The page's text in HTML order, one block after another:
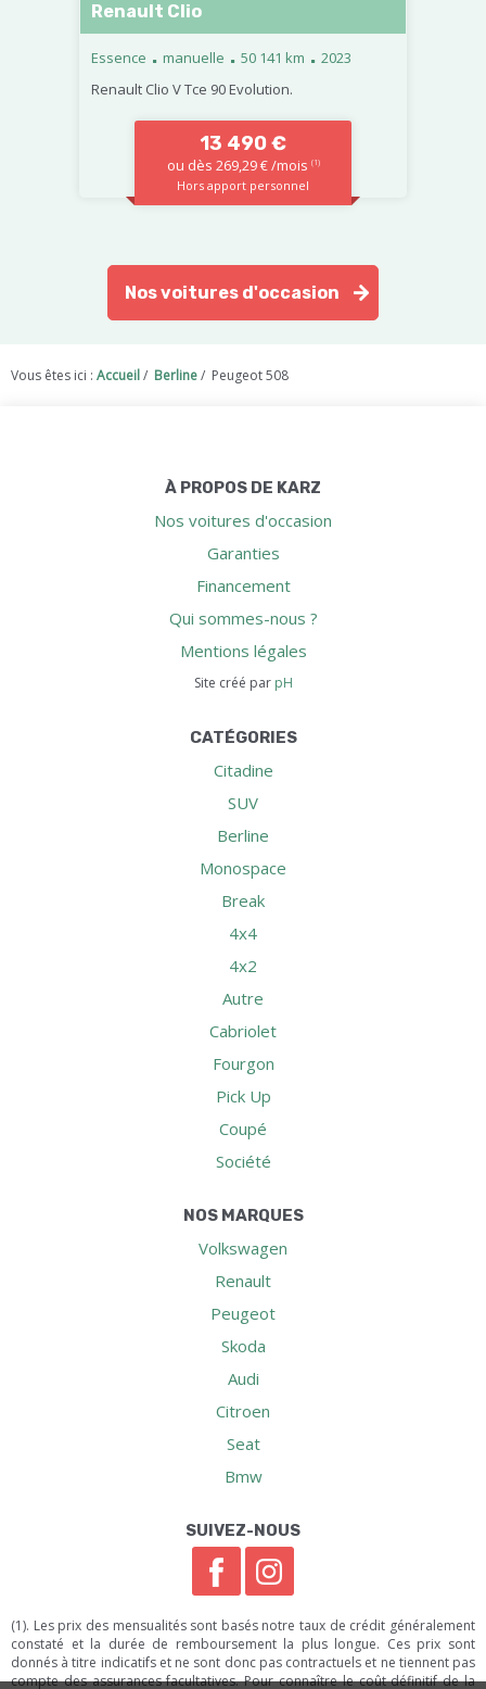
Renault Clio
Essence . manuelle . 50 141 km . 2023
Renault Clio V Tce 90 Evolution.
13 490 €
ou dès 269,29 € /mois (1)
Hors apport personnel
Nos voitures d'occasion
Vous êtes ici : Accueil/ Berline/ Peugeot 508
À PROPOS DE KARZ
Nos voitures d'occasion
Garanties
Financement
Qui sommes-nous ?
Mentions légales
Site créé par pH
CATÉGORIES
Citadine
SUV
Berline
Monospace
Break
4x4
4x2
Autre
Cabriolet
Fourgon
Pick Up
Coupé
Société
NOS MARQUES
Volkswagen
Renault
Peugeot
Skoda
Audi
Citroen
Seat
Bmw
SUIVEZ-NOUS
(1). Les prix des mensualités sont basés notre taux de crédit généralement
constaté et la durée de remboursement la plus longue. Ces prix sont
donnés à titre indicatifs et ne sont donc pas contractuels et ne tiennent pas
compte des assurances facultatives. Pour connaître le coût définitif de la